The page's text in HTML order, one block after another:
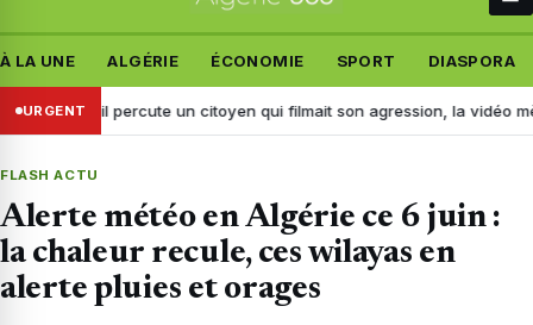
À LA UNE ALGÉRIE ÉCONOMIE SPORT DIASPORA
URGENT
: il percute un citoyen qui filmait son agression, la vidéo mène à
FLASH ACTU
Alerte météo en Algérie ce 6 juin :
la chaleur recule, ces wilayas en
alerte pluies et orages